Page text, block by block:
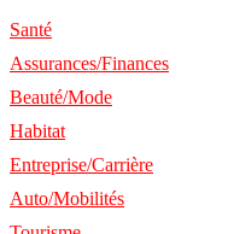
Santé
Assurances/Finances
Beauté/Mode
Habitat
Entreprise/Carrière
Auto/Mobilités